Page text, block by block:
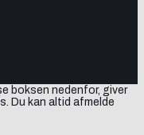
boksen nedenfor, giver
Du kan altid afmelde